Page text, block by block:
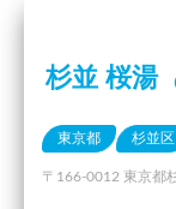
杉並 桜湯
東京都 杉並区
〒166-0012 東京都